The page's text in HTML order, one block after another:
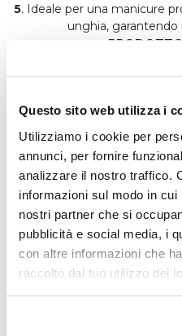
Questo sito web utilizza i
Utilizziamo i cookie per
annunci, per fornire
analizzare il nostro traffico.
informazioni sul modo in
nostri partner che si
pubblicità e social media, i
con altre informazioni che
raccolto dal tuo utilizzo dei
5. Ideale per una manicure
unghia,
Modalità di
DOPO LA
Made
Tempi di
120
Prodotto per